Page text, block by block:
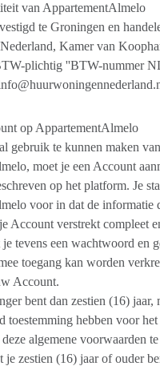
van AppartementAlmelo
te Groningen en
Kamer van
plichtig ''BTW-nummer
op AppartementAlmelo
gebruik te kunnen maken van
moet je een Account
op het platform. Je
voor in dat de informatie
Account verstrekt compleet
tevens een wachtwoord en
toegang kan worden
Account.
bent dan zestien (16) jaar,
toestemming hebben voor het
algemene voorwaarden te
je zestien (16) jaar of ouder